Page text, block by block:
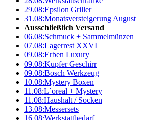
29.08:Epsilon Griller
31.08:Monatsversteigerung August
Ausschließlich Versand
06.08:Schmuck + Sammelmünzen
07.08:Lagerrest XXVI
09.08:Erben Luxury
09.08:Kupfer Geschirr
09.08:Bosch Werkzeug
10.08:Mystery Boxen
11.08:L´oreal + Mystery
11.08:Haushalt / Socken
13.08:Messersets
16.08:Werkstattbedarf